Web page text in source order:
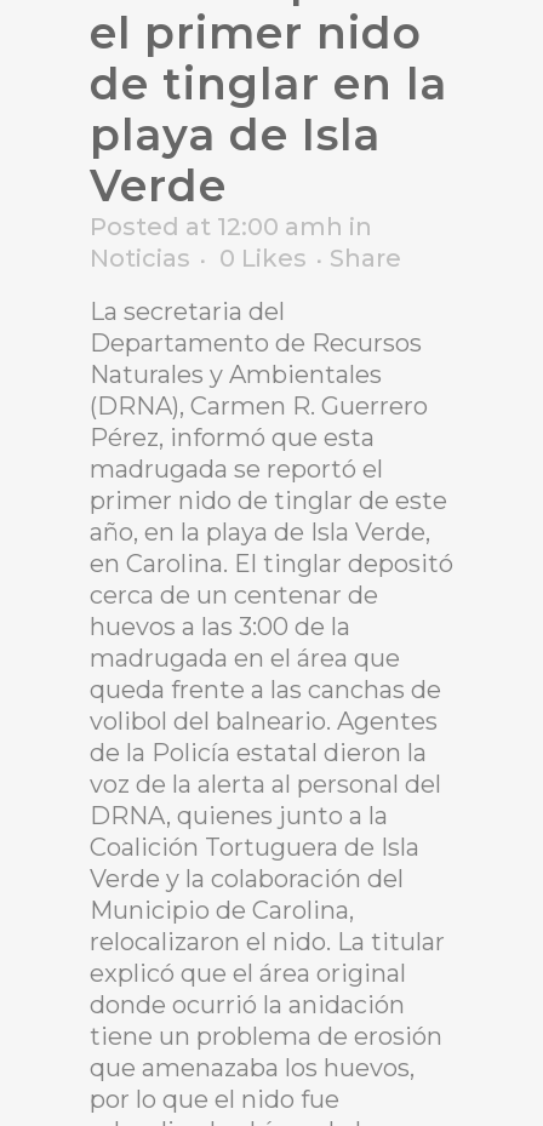
el primer nido
de tinglar en la
playa de Isla
Verde
Posted at 12:00 amh in
Noticias
0 Likes
Share
La secretaria del
Departamento de Recursos
Naturales y Ambientales
(DRNA), Carmen R. Guerrero
Pérez, informó que esta
madrugada se reportó el
primer nido de tinglar de este
año, en la playa de Isla Verde,
en Carolina. El tinglar depositó
cerca de un centenar de
huevos a las 3:00 de la
madrugada en el área que
queda frente a las canchas de
volibol del balneario. Agentes
de la Policía estatal dieron la
voz de la alerta al personal del
DRNA, quienes junto a la
Coalición Tortuguera de Isla
Verde y la colaboración del
Municipio de Carolina,
relocalizaron el nido. La titular
explicó que el área original
donde ocurrió la anidación
tiene un problema de erosión
que amenazaba los huevos,
por lo que el nido fue